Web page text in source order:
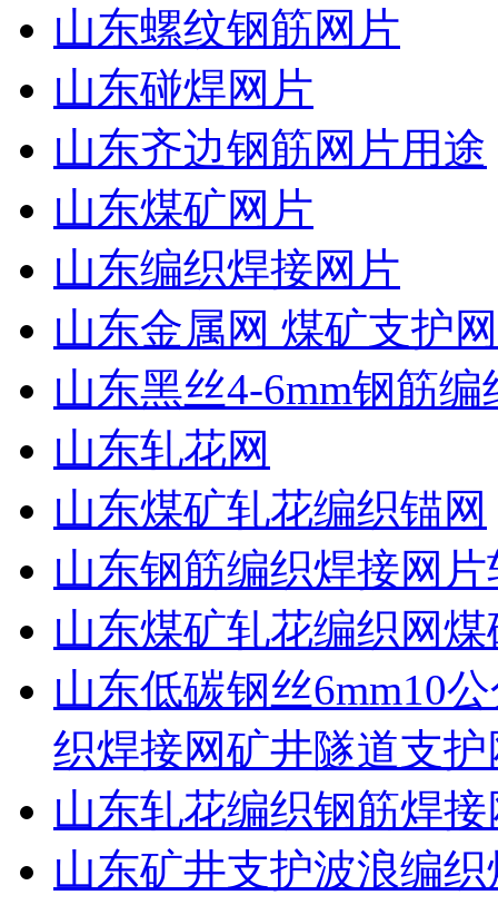
山东螺纹钢筋网片
山东碰焊网片
山东齐边钢筋网片用途
山东煤矿网片
山东编织焊接网片
山东金属网 煤矿支护
山东黑丝4-6mm钢筋
山东轧花网
山东煤矿轧花编织锚网
山东钢筋编织焊接网
山东煤矿轧花编织网
山东低碳钢丝6mm10
织焊接网矿井隧道支护
山东轧花编织钢筋焊接
山东矿井支护波浪编